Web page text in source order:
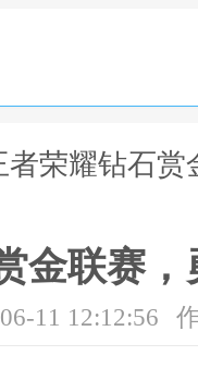
者荣耀钻石
金联赛
11 12:12:56